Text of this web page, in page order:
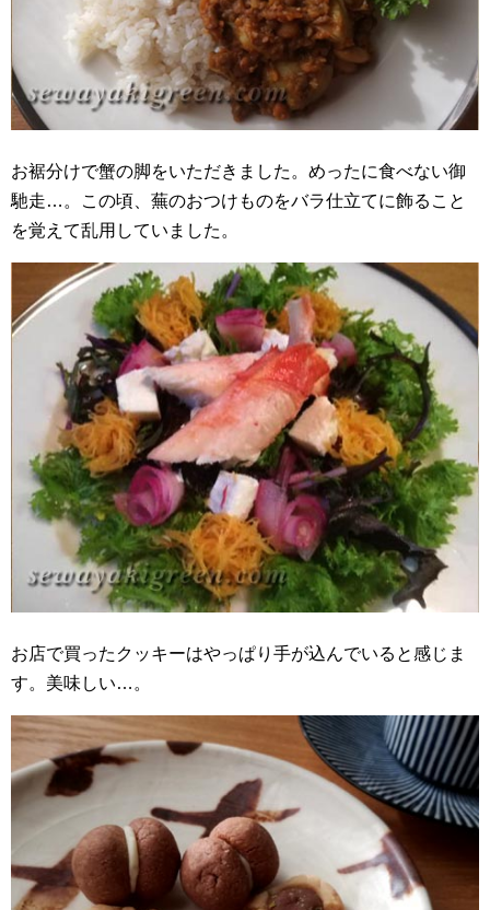
お裾分けで蟹の脚をいただきました。めったに食べない御
馳走…。この頃、蕪のおつけものをバラ仕立てに飾ること
を覚えて乱用していました。
お店で買ったクッキーはやっぱり手が込んでいると感じま
す。美味しい…。